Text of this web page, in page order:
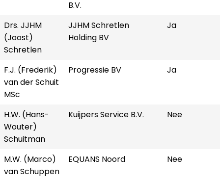
B.V.
Drs. JJHM
(Joost)
Schretlen
JJHM Schretlen
Holding BV
Ja
F.J. (Frederik)
van der Schuit
MSc
Progressie BV Ja
H.W. (Hans-
Wouter)
Schuitman
Kuijpers Service B.V. Nee
M.W. (Marco)
van Schuppen
EQUANS Noord Nee